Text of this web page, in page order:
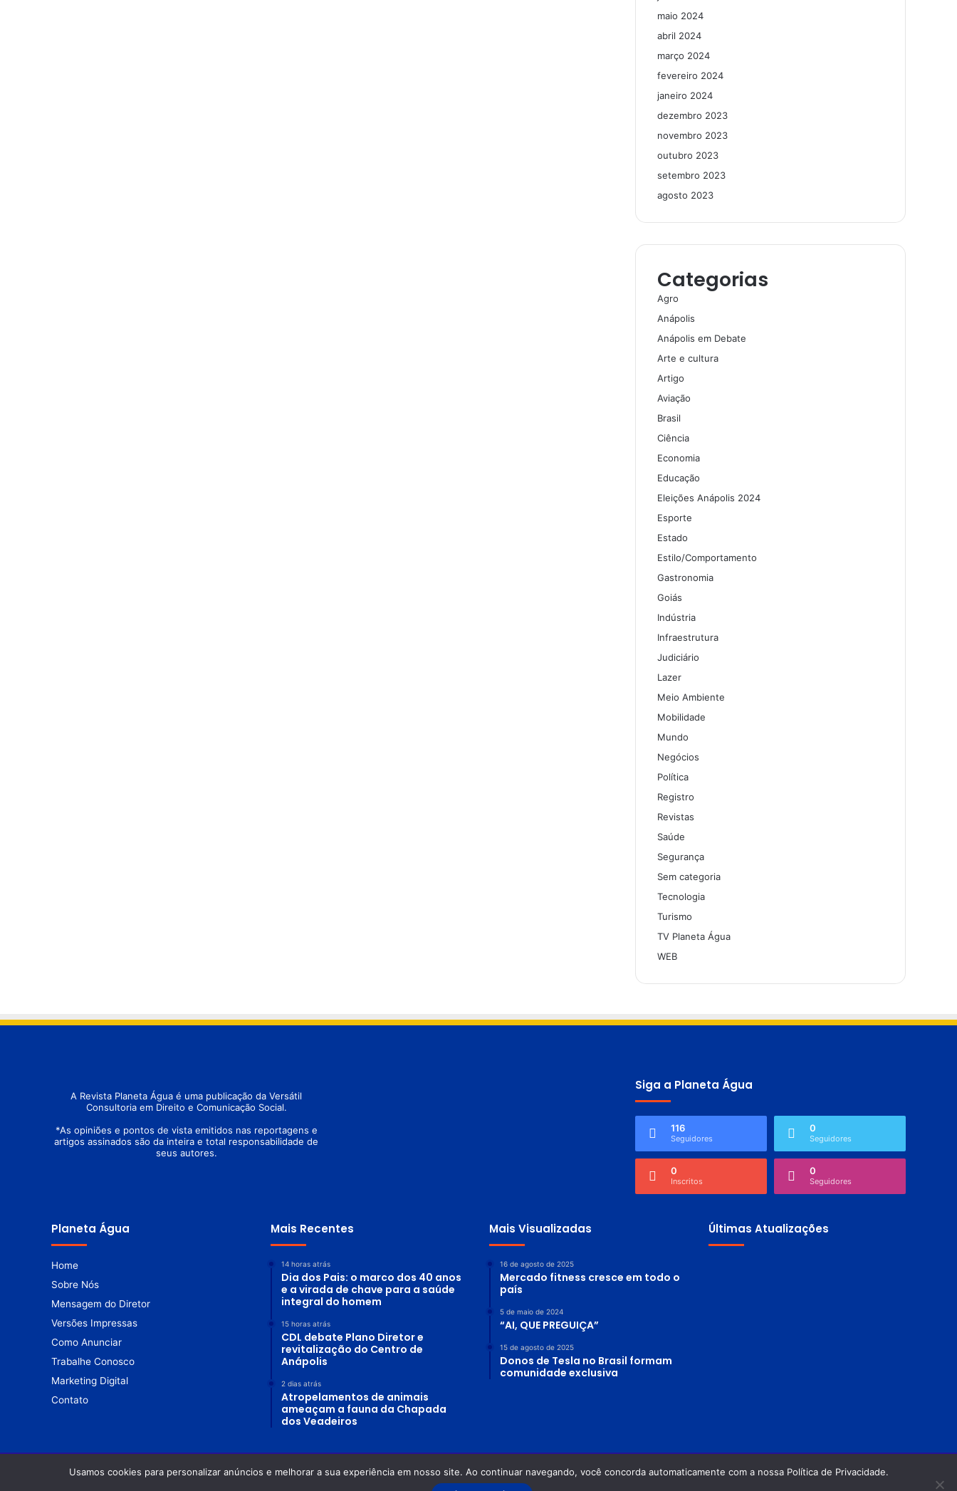
maio 2024
abril 2024
março 2024
fevereiro 2024
janeiro 2024
dezembro 2023
novembro 2023
outubro 2023
setembro 2023
agosto 2023
Categorias
Agro
Anápolis
Anápolis em Debate
Arte e cultura
Artigo
Aviação
Brasil
Ciência
Economia
Educação
Eleições Anápolis 2024
Esporte
Estado
Estilo/Comportamento
Gastronomia
Goiás
Indústria
Infraestrutura
Judiciário
Lazer
Meio Ambiente
Mobilidade
Mundo
Negócios
Política
Registro
Revistas
Saúde
Segurança
Sem categoria
Tecnologia
Turismo
TV Planeta Água
WEB
A Revista Planeta Água é uma publicação da Versátil
Consultoria em Direito e Comunicação Social.
*As opiniões e pontos de vista emitidos nas reportagens e
artigos assinados são da inteira e total responsabilidade de
seus autores.
Siga a Planeta Água
116
Seguidores
0
Seguidores
0
Inscritos
0
Seguidores
Planeta Água
Home
Sobre Nós
Mensagem do Diretor
Versões Impressas
Como Anunciar
Trabalhe Conosco
Marketing Digital
Contato
Mais Recentes
14 horas atrás
Dia dos Pais: o marco dos 40 anos
e a virada de chave para a saúde
integral do homem
15 horas atrás
CDL debate Plano Diretor e
revitalização do Centro de
Anápolis
2 dias atrás
Atropelamentos de animais
ameaçam a fauna da Chapada
dos Veadeiros
Mais Visualizadas
16 de agosto de 2025
Mercado fitness cresce em todo o
país
5 de maio de 2024
“AI, QUE PREGUIÇA”
15 de agosto de 2025
Donos de Tesla no Brasil formam
comunidade exclusiva
Últimas Atualizações
© Copyright 2026. Todos os direitos reservados |Revista Planeta Água - Odilon Alves Rosa DRT-GO: 0870/86 - OAB-GO: 12.754 Política de privacidade
Termos de Uso
Usamos cookies para personalizar anúncios e melhorar a sua experiência em nosso site. Ao continuar navegando, você concorda automaticamente com a nossa Política de Privacidade.